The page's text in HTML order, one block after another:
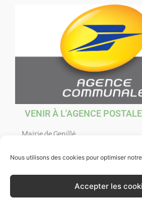
Nous utilisons des cookies pour optimiser
Accepter les
VENIR À L'AGENCE
Mairie de Genillé
37460 Genillé